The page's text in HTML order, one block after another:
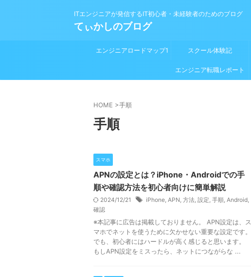
ITエンジニアが発信するIT初心者・未経験者のためのブログ
てぃかしのブログ
エンジニアロードマップ1 スクール体験記
エンジニア転職レポート
HOME >手順
手順
スマホ
APNの設定とは？iPhone・Androidでの手
順や確認方法を初心者向けに簡単解説
2024/12/21 iPhone, APN, 方法, 設定, 手順, Android,
確認
※本記事に広告は掲載しておりません。 APN設定は、ス
マホでネットを使うために欠かせない重要な設定です。
でも、初心者にはハードルが高く感じると思います。
もしAPN設定をミスったら、ネットにつながらな ...